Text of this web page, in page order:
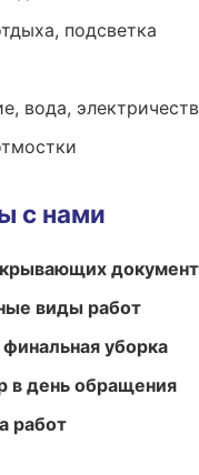
подсветка
вода,
с нами
виды работ
уборка
в день обращения
работ